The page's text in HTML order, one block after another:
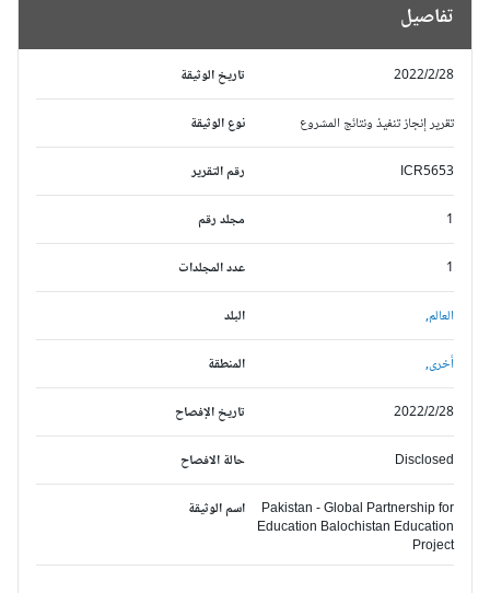
تفاصيل
تاريخ الوثيقة 2022/2/28
نوع الوثيقة تقرير إنجاز تنفيذ ونتائج المشروع
رقم التقرير ICR5653
مجلد رقم
عدد المجلدات
البلد العالم,
المنطقة أخرى,
تاريخ الإفصاح 2022/2/28
حالة الافصاح Disclosed
اسم الوثيقة
Pakistan - Global Partnership for
Education Balochistan Education
Project